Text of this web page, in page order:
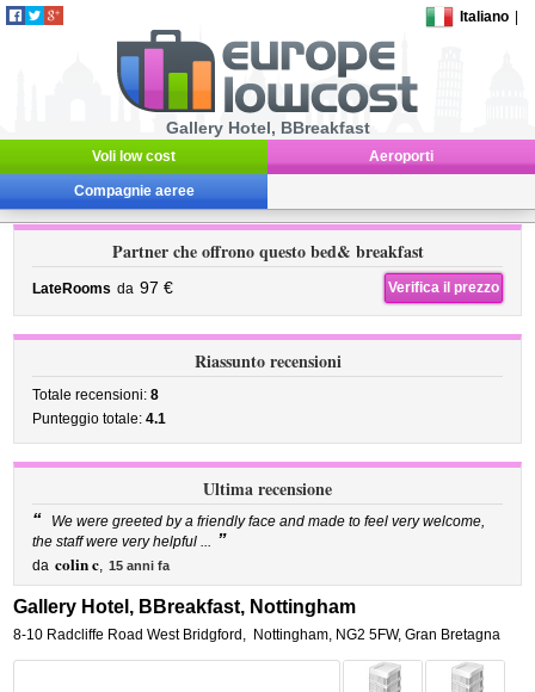
Italiano
Gallery Hotel, BBreakfast
Voli low cost Aeroporti
Compagnie aeree
Partner che offrono questo bed& breakfast
LateRooms da 97 € Verifica il prezzo
Riassunto recensioni
Totale recensioni:8
Punteggio totale:4.1
Ultima recensione
“
We were greeted by a friendly face and made to feel very welcome,
the staff were very helpful ... ”
da colin c, 15 anni fa
Gallery Hotel, BBreakfast, Nottingham
8-10 Radcliffe Road West Bridgford , Nottingham, NG2 5FW, Gran Bretagna